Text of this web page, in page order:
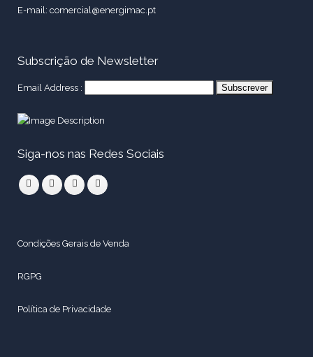
E-mail: comercial@energimac.pt
Subscrição de Newsletter
Email Address :
Siga-nos nas Redes Sociais
Condições Gerais de Venda
RGPG
Política de Privacidade